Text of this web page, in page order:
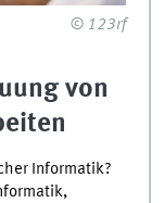
© 123rf
von
Informatik?